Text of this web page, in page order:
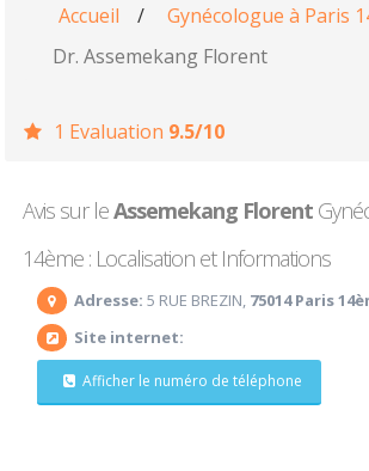
Accueil / Gynécologue à Paris
Dr. Assemekang Florent
1 Evaluation 9.5/10
Avis sur leAssemekang Florent
14ème : Localisation et Informations
Adresse: 5 RUE BREZIN, 75014 Paris
Site internet:
Afficher le numéro de téléphone